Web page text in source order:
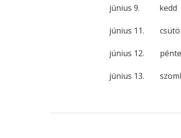
június 9. kedd
június 11.
június 12.
június 13.